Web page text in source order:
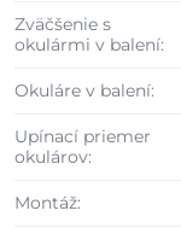
Zväčšenie s
okulármi v balení:
Okuláre v balení:
Upínací priemer
okulárov:
Montáž: